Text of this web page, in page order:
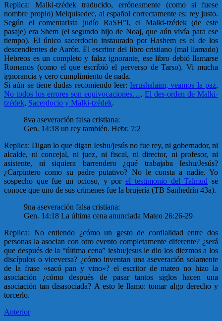
Replica: Malki-tzédek traducido, erróneamente (como si fuese
nombre propio) Melquisedec, al español correctamente es: rey justo.
Según el comentarista judío RaSH”I, el Malki-tzédek (de este
pasaje) era Shem (el segundo hijo de Noaj, que aún vivía para ese
tiempo). El único sacerdocio instaurado por Hashem es el de los
descendientes de Aarón. El escritor del libro cristiano (mal llamado)
Hebreos es un completo y falaz ignorante, ese libro debió llamarse
Romanos (como el que escribió el perverso de Tarso). Vi mucha
ignorancia y cero cumplimiento de nada.
Si aún se tiene dudas recomiendo leer: Ierushalaim, veamos la paz,
No todos los errores son equivocaciones…, El des-orden de Malki-
tzédek, Sacerdocio y Malki-tzédek.
8va aseveración falsa cristiana:
Gen. 14:18 un rey también. Hebr. 7:2
Replica: Digan lo que digan Ieshu/jesús no fue rey, ni gobernador, ni
alcalde, ni concejal, ni juez, ni fiscal, ni director, ni profesor, ni
asistente, ni siquiera barrendero ¿qué trabajaba Ieshu/Jesús?
¿Carpintero como su padre putativo? No le consta a nadie. Yo
sospecho que fue un ocioso, y porel testimonio del Talmud se
conoce que uno de sus crímenes fue la brujería (TB Sanhedrín 43a).
9na aseveración falsa cristiana:
Gen. 14:18 La última cena anunciada Mateo 26:26-29
Replica: No entiendo ¿cómo un gesto de cordialidad entre dos
personas la asocian con otro evento completamente diferente? ¿será
que después de la “última cena” ieshu/jesus le dio los diezmos a los
discípulos o viceversa? ¿cómo inventan una aseveración solamente
de la frase «sacó pan y vino»? el escritor de mateo no hizo la
asociación ¿cómo después de pasar tantos siglos hacen una
asociación tan disasociada? A esto le llamo: tomar algo derecho y
torcerlo.
Anterior